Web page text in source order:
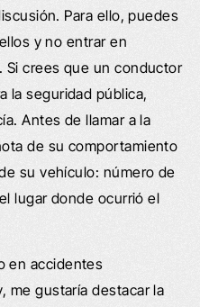
Para ello, puedes
y no entrar en
crees que un conductor
la seguridad pública,
Antes de llamar a la
de su comportamiento
su vehículo: número de
lugar donde ocurrió el
en accidentes
me gustaría destacar la